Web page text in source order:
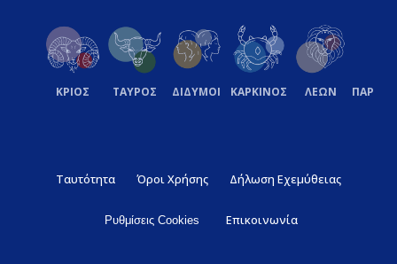
ΚΡΙΟΣ ΤΑΥΡΟΣ ΔΙΔΥΜΟΙ ΚΑΡΚΙΝΟΣ ΛΕΩΝ
Ταυτότητα Όροι Χρήσης Δήλωση Εχεμύθειας
Ρυθμίσεις Cookies Επικοινωνία